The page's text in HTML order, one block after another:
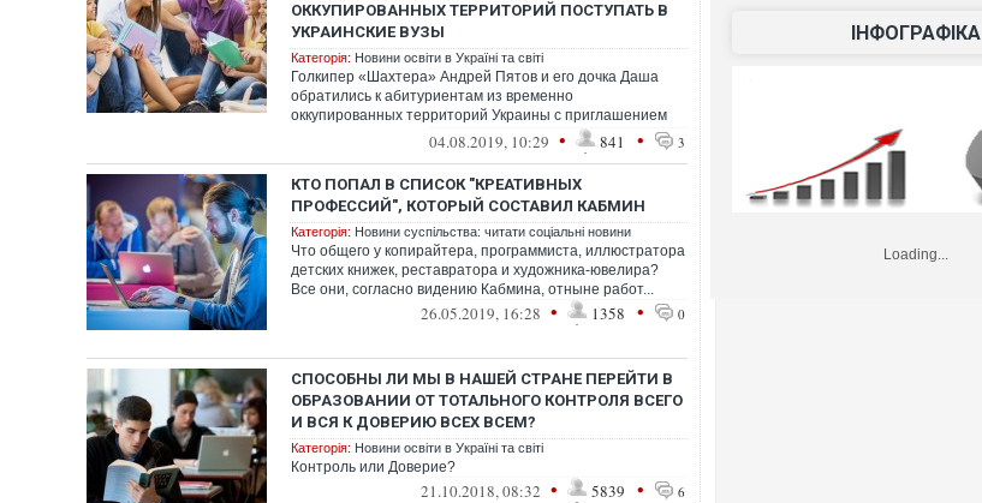
ОККУПИРОВАННЫХ ТЕРРИТОРИЙ ПОСТУПАТЬ В
УКРАИНСКИЕ ВУЗЫ
Категорія: Новини освіти в Україні та світі
Голкипер «Шахтера» Андрей Пятов и его дочка Даша
обратились к абитуриентам из временно
оккупированных территорий Украины с приглашением
04.08.2019, 10:29 • 841 • 3
КТО ПОПАЛ В СПИСОК "КРЕАТИВНЫХ
ПРОФЕССИЙ", КОТОРЫЙ СОСТАВИЛ КАБМИН
Категорія: Новини суспільства: читати соціальні новини
Что общего у копирайтера, программиста, иллюстратора
детских книжек, реставратора и художника-ювелира?
Все они, согласно видению Кабмина, отныне работ...
26.05.2019, 16:28 • 1358 • 0
СПОСОБНЫ ЛИ МЫ В НАШЕЙ СТРАНЕ ПЕРЕЙТИ В
ОБРАЗОВАНИИ ОТ ТОТАЛЬНОГО КОНТРОЛЯ ВСЕГО
И ВСЯ К ДОВЕРИЮ ВСЕХ ВСЕМ?
Категорія: Новини освіти в Україні та світі
Контроль или Доверие?
21.10.2018, 08:32 • 5839 • 6
ІНФОГРАФІКА
Loading...